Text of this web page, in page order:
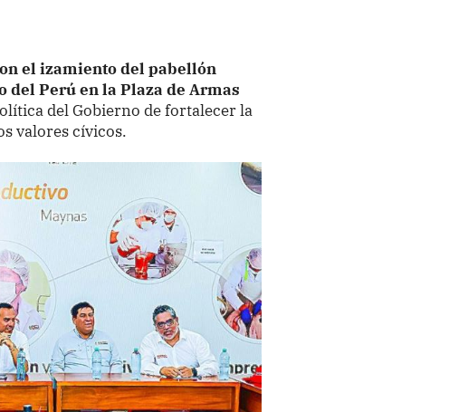
el izamiento del pabellón
Perú en la Plaza de Armas
del Gobierno de fortalecer la
valores cívicos.